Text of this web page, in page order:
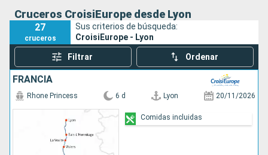
Buscar
Cruceros CroisiEurope desde Lyon
27
cruceros
Sus criterios de búsqueda:
CroisiEurope - Lyon
Filtrar Ordenar
FRANCIA
Rhone Princess 6 d Lyon 20/11/2026
Comidas incluidas